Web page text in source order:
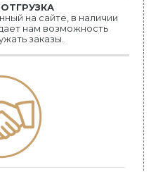
на сайте, в наличии
нам возможность
заказы.